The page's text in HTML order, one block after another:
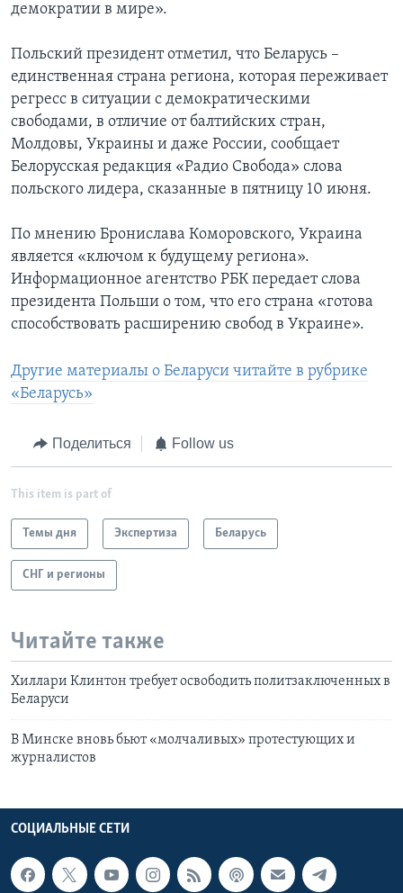
демократии в мире».
Польский президент отметил, что Беларусь –
единственная страна региона, которая переживает
регресс в ситуации с демократическими
свободами, в отличие от балтийских стран,
Молдовы, Украины и даже России, сообщает
Белорусская редакция «Радио Свобода» слова
польского лидера, сказанные в пятницу 10 июня.
По мнению Бронислава Коморовского, Украина
является «ключом к будущему региона».
Информационное агентство РБК передает слова
президента Польши о том, что его страна «готова
способствовать расширению свобод в Украине».
Другие материалы о Беларуси читайте в рубрике
«Беларусь»
Поделиться Follow us
This item is part of
Темы дня Экспертиза Беларусь
СНГ и регионы
Читайте также
Хиллари Клинтон требует освободить политзаключенных в
Беларуси
В Минске вновь бьют «молчаливых» протестующих и
журналистов
СОЦИАЛЬНЫЕ СЕТИ